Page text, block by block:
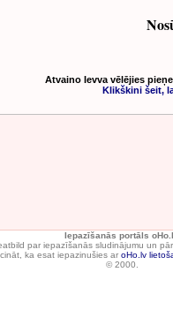
Atvaino Ievva vēlējies
Klikškini šeit,
Iepazīšanās portāls
par iepazīšanās sludinājumu un
ka esat iepazinušies ar oHo.lv
© 2000.